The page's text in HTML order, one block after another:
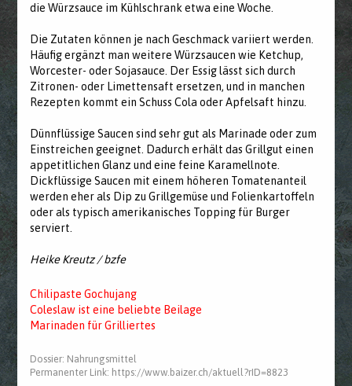
die Würzsauce im Kühlschrank etwa eine Woche.
Die Zutaten können je nach Geschmack variiert werden.
Häufig ergänzt man weitere Würzsaucen wie Ketchup,
Worcester- oder Sojasauce. Der Essig lässt sich durch
Zitronen- oder Limettensaft ersetzen, und in manchen
Rezepten kommt ein Schuss Cola oder Apfelsaft hinzu.
Dünnflüssige Saucen sind sehr gut als Marinade oder zum
Einstreichen geeignet. Dadurch erhält das Grillgut einen
appetitlichen Glanz und eine feine Karamellnote.
Dickflüssige Saucen mit einem höheren Tomatenanteil
werden eher als Dip zu Grillgemüse und Folienkartoffeln
oder als typisch amerikanisches Topping für Burger
serviert.
Heike Kreutz / bzfe
Chilipaste Gochujang
Coleslaw ist eine beliebte Beilage
Marinaden für Grilliertes
Dossier: Nahrungsmittel
Permanenter Link: https://www.baizer.ch/aktuell?rID=8823